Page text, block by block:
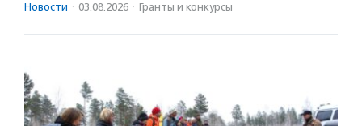
Новости · 03.08.2026 · Гранты и конкурсы